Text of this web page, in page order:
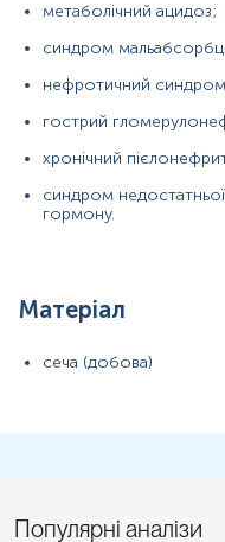
метаболічний ацидоз;
синдром
нефротичний
гострий
хронічний
синдром недостатньої
гормону.
Матеріал
сеча (добова)
Популярні аналізи